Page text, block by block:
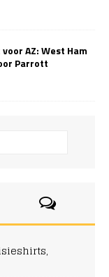
AZ: West Ham
Parrott